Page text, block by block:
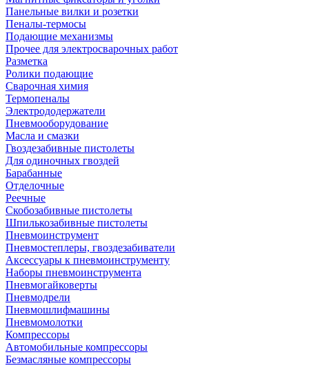
Панельные вилки и розетки
Пеналы-термосы
Подающие механизмы
Прочее для электросварочных работ
Разметка
Ролики подающие
Сварочная химия
Термопеналы
Электрододержатели
Пневмооборудование
Масла и смазки
Гвоздезабивные пистолеты
Для одиночных гвоздей
Барабанные
Отделочные
Реечные
Скобозабивные пистолеты
Шпилькозабивные пистолеты
Пневмоинструмент
Пневмостеплеры, гвоздезабиватели
Аксессуары к пневмоинструменту
Наборы пневмоинструмента
Пневмогайковерты
Пневмодрели
Пневмошлифмашины
Пневмомолотки
Компрессоры
Автомобильные компрессоры
Безмасляные компрессоры